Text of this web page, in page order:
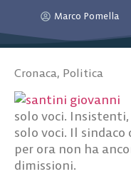
Marco Pomella
Cronaca, Politica
solo voci.
solo voci. Il
per ora non ha
dimissioni.